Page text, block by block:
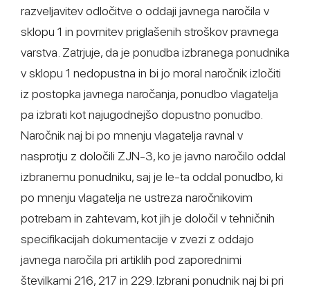
razveljavitev odločitve o oddaji javnega naročila v
sklopu 1 in povrnitev priglašenih stroškov pravnega
varstva. Zatrjuje, da je ponudba izbranega ponudnika
v sklopu 1 nedopustna in bi jo moral naročnik izločiti
iz postopka javnega naročanja, ponudbo vlagatelja
pa izbrati kot najugodnejšo dopustno ponudbo.
Naročnik naj bi po mnenju vlagatelja ravnal v
nasprotju z določili ZJN-3, ko je javno naročilo oddal
izbranemu ponudniku, saj je le-ta oddal ponudbo, ki
po mnenju vlagatelja ne ustreza naročnikovim
potrebam in zahtevam, kot jih je določil v tehničnih
specifikacijah dokumentacije v zvezi z oddajo
javnega naročila pri artiklih pod zaporednimi
številkami 216, 217 in 229. Izbrani ponudnik naj bi pri